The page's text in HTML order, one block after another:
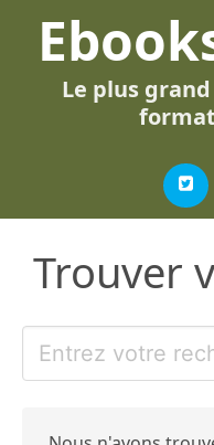
Le plus
format
Trouver